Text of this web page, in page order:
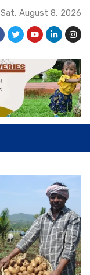
Sat, August 8, 2026